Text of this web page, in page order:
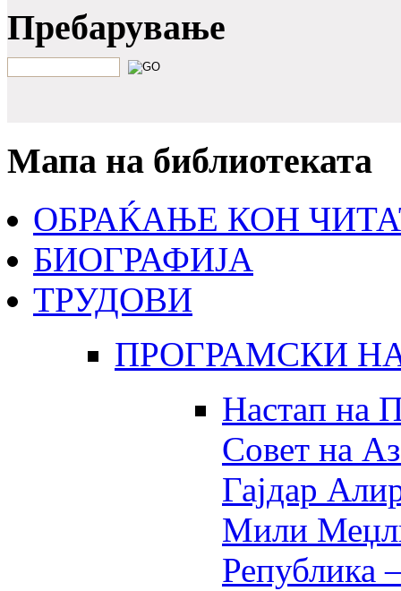
Пребарување
Мапа на библиотеката
ОБРАЌАЊЕ КОН
БИОГРАФИЈА
ТРУДОВИ
ПРОГРАМСКИ
Настaп на
Совет на
Гајдар
Мили
Република